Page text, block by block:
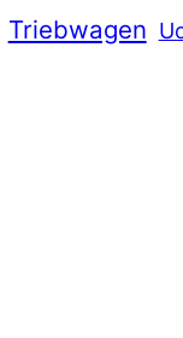
Triebwagen